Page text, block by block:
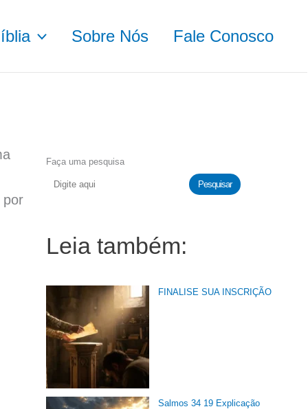
Sobre Nós Fale Conosco
por
Faça uma pesquisa
Pesquisar
Leia também:
FINALISE SUA INSCRIÇÃO
Salmos 34 19 Explicação